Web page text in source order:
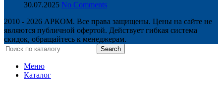
30.07.2025 No Comments
2010 - 2026 АРКОМ. Все права защищены. Цены на сайте не
являются публичной офертой. Действует гибкая система
скидок, обращайтесь к менеджерам.
Search
Меню
Каталог